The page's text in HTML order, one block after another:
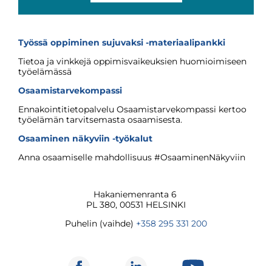
Työssä oppiminen sujuvaksi -materiaalipankki
Tietoa ja vinkkejä oppimisvaikeuksien huomioimiseen
työelämässä
Osaamistarvekompassi
Ennakointitietopalvelu Osaamistarvekompassi kertoo
työelämän tarvitsemasta osaamisesta.
Osaaminen näkyviin -työkalut
Anna osaamiselle mahdollisuus #OsaaminenNäkyviin
Hakaniemenranta 6
PL 380, 00531 HELSINKI
Puhelin (vaihde) +358 295 331 200